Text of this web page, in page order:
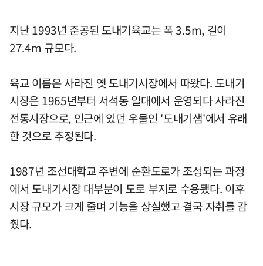
지난 1993년 준공된 도내기육교는 폭 3.5m, 길이
27.4m 규모다.
육교 이름은 사라진 옛 도내기시장에서 따왔다. 도내기
시장은 1965년부터 서석동 일대에서 운영되다 사라진
전통시장으로, 인근에 있던 우물인 '도내기샘'에서 유래
한 것으로 추정된다.
1987년 조선대학교 주변에 순환도로가 조성되는 과정
에서 도내기시장 대부분이 도로 부지로 수용됐다. 이후
시장 규모가 크게 줄며 기능을 상실했고 결국 자취를 감
췄다.